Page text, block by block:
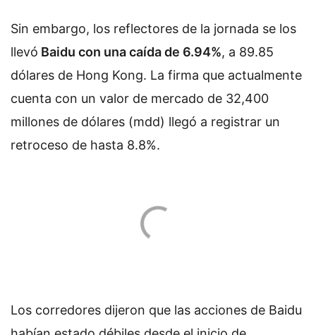
Sin embargo, los reflectores de la jornada se los
llevó Baidu con una caída de 6.94%, a 89.85
dólares de Hong Kong. La firma que actualmente
cuenta con un valor de mercado de 32,400
millones de dólares (mdd) llegó a registrar un
retroceso de hasta 8.8%.
Los corredores dijeron que las acciones de Baidu